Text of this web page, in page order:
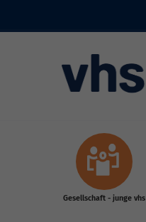
Gesellschaft - junge vhs